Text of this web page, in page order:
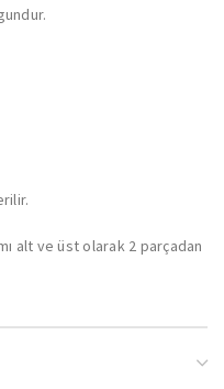
alt ve üst olarak 2 parçadan